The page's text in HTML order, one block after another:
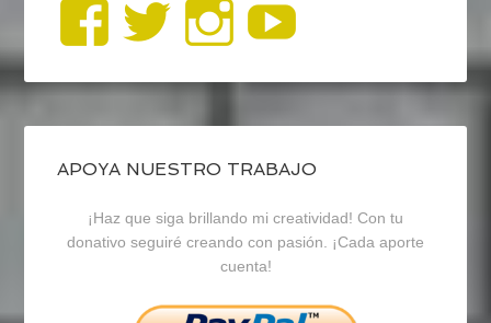
Ver
perfil
de
blogrecursosep
en
Facebook
Ver
perfil
de
recursosep
en
Twitter
Ver
perfil
de
recursosep
en
Instagram
APOYA NUESTRO TRABAJO
¡Haz que siga brillando mi creatividad! Con tu
donativo seguiré creando con pasión. ¡Cada aporte
cuenta!